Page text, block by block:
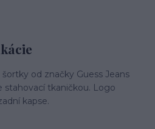
od značky Guess Jeans
stahovací tkaničkou. Logo
kapse.